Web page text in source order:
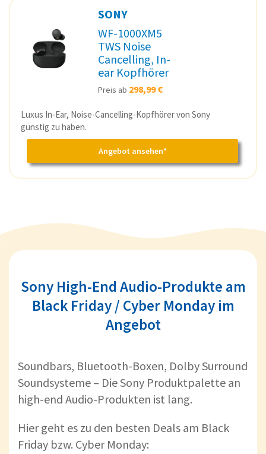
SONY
WF-1000XM5
TWS Noise
Cancelling, In-
ear Kopfhörer
Preis ab 298,99 €
Luxus In-Ear, Noise-Cancelling-Kopfhörer von Sony
günstig zu haben.
Angebot ansehen*
Sony High-End Audio-Produkte am
Black Friday / Cyber Monday im
Angebot
Soundbars, Bluetooth-Boxen, Dolby Surround
Soundsysteme – Die Sony Produktpalette an
high-end Audio-Produkten ist lang.
Hier geht es zu den besten Deals am Black
Friday bzw. Cyber Monday: